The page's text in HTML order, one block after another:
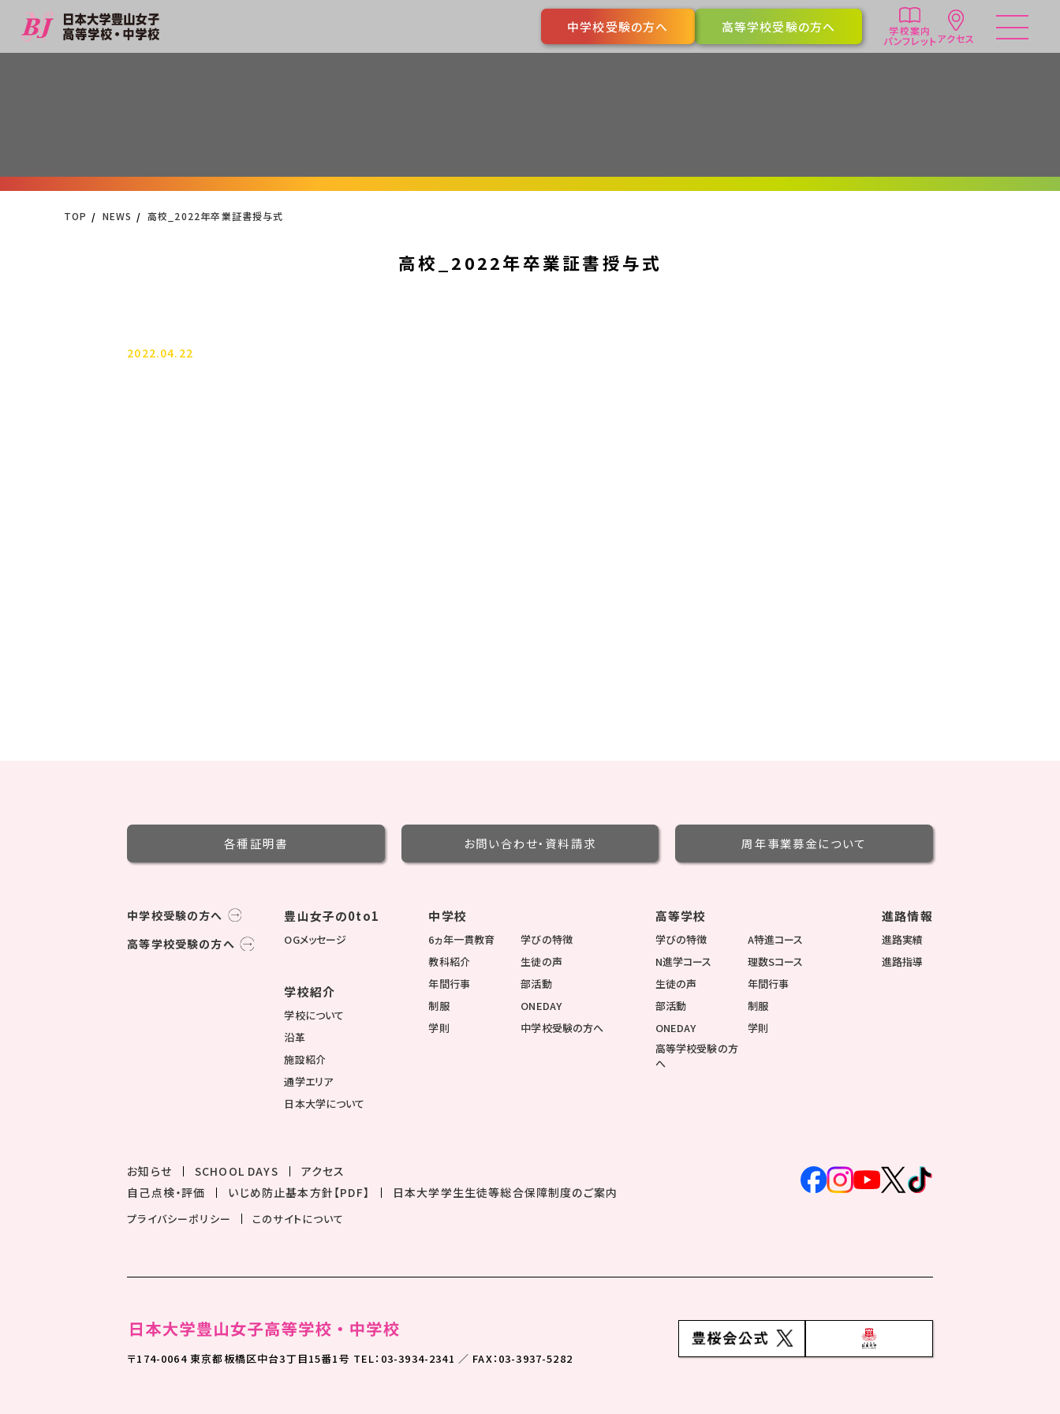
中学校受験の方へ 高等学校受験の方へ 学校案内
パンフレットアクセス
TOP NEWS 高校_2022年卒業証書授与式
高校_2022年卒業証書授与式
2022.04.22
各種証明書 お問い合わせ・ 資料請求 周年事業募金について
中学校受験の方へ
高等学校受験の方へ
豊山女子の0to1
OGメッセージ
学校紹介
学校について
沿革
施設紹介
通学エリア
日本大学について
中学校
6ヵ年一貫教育
学びの特徴
教科紹介
生徒の声
年間行事
部活動
制服
ONEDAY
学則
中学校受験の方へ
高等学校
学びの特徴
A特進コース
N進学コース
理数Sコース
生徒の声
年間行事
部活動
制服
ONEDAY
学則
高等学校受験の方
へ
進路情報
進路実績
進路指導
お知らせ SCHOOL DAYS
アクセス
自己点検・評価
いじめ防止基本方針【PDF】 日本大学学生生徒等総合保障制度のご案内
プライバシーポリシー このサイトについて
〒174-0064 東京都板橋区中台3丁目15番1号 TEL：03-3934-2341 ／ FAX：03-3937-5282